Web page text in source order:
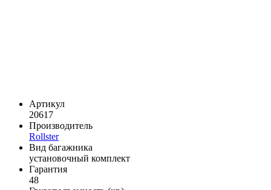
Артикул
20617
Производитель
Rollster
Вид багажника
установочный комплект
Гарантия
48